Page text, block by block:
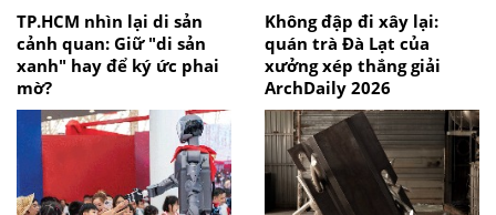
TP.HCM nhìn lại di sản
cảnh quan: Giữ "di sản
xanh" hay để ký ức phai
mờ?
Không đập đi xây lại:
quán trà Đà Lạt của
xưởng xép thắng giải
ArchDaily 2026